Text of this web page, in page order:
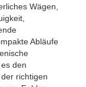
Wägen,
Abläufe
den
richtigen